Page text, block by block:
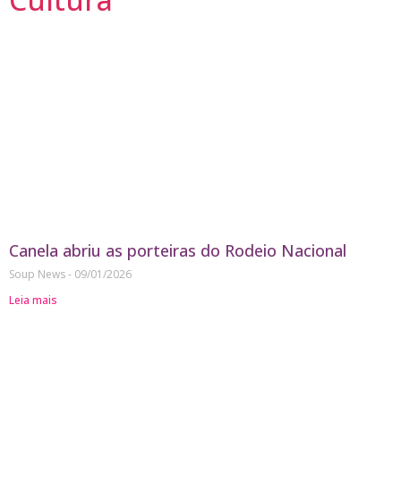
Canela abriu as porteiras do Rodeio Nacional
Soup News
09/01/2026
Leia mais